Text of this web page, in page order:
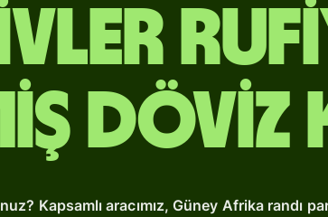
Döviz
Kapsamlı aracımız, Güney Afrika randı